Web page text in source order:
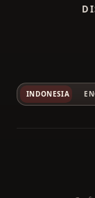
INDONESIA